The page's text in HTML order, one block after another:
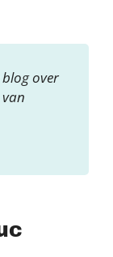
blog over